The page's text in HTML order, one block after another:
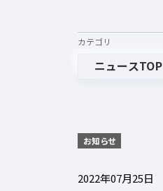
カテゴリ
ニュースTOP
お知らせ
2022年07月25日